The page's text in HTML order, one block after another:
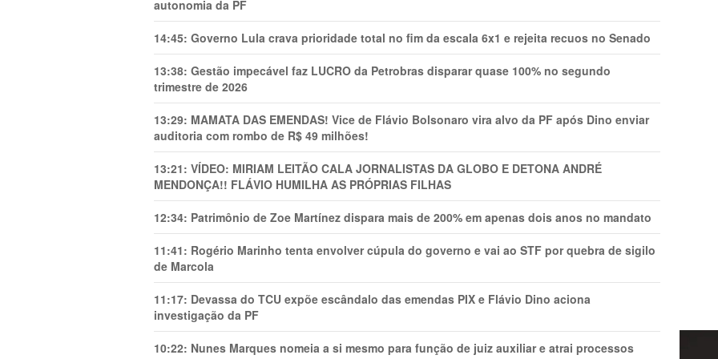
autonomia da PF
14:45: Governo Lula crava prioridade total no fim da escala 6x1 e rejeita recuos no Senado
13:38: Gestão impecável faz LUCRO da Petrobras disparar quase 100% no segundo
trimestre de 2026
13:29: MAMATA DAS EMENDAS! Vice de Flávio Bolsonaro vira alvo da PF após Dino enviar
auditoria com rombo de R$ 49 milhões!
13:21: VÍDEO: MIRIAM LEITÃO CALA JORNALISTAS DA GLOBO E DETONA ANDRÉ
MENDONÇA!! FLÁVIO HUMILHA AS PRÓPRIAS FILHAS
12:34: Patrimônio de Zoe Martínez dispara mais de 200% em apenas dois anos no mandato
11:41: Rogério Marinho tenta envolver cúpula do governo e vai ao STF por quebra de sigilo
de Marcola
11:17: Devassa do TCU expõe escândalo das emendas PIX e Flávio Dino aciona
investigação da PF
10:22: Nunes Marques nomeia a si mesmo para função de juiz auxiliar e atrai processos